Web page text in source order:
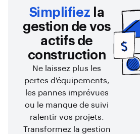
Simplifiez la
gestion de vos
actifs de
construction
Ne laissez plus les
pertes d'équipements,
les pannes imprévues
ou le manque de suivi
ralentir vos projets.
Transformez la gestion